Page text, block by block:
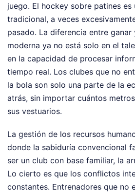
juego. El hockey sobre patines
tradicional, a veces
pasado. La diferencia entre
moderna ya no está solo en el
en la capacidad de procesar
tiempo real. Los clubes que no
la bola son solo una parte de la
atrás, sin importar cuántos
sus vestuarios.
La gestión de los recursos
donde la sabiduría convencional
ser un club con base familiar, la
Lo cierto es que los conflictos
constantes. Entrenadores que no